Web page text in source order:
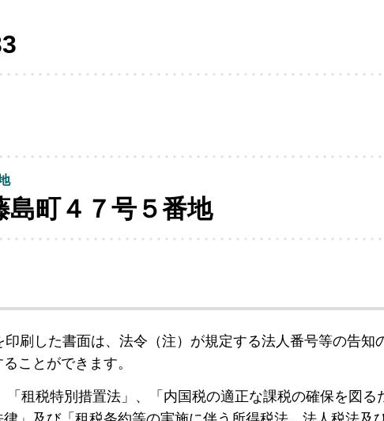
島町４７号５番地
印刷した書面は、法令（注）が規定する法人番号等の告知
ことができます。
「租税特別措置法」、「内国税の適正な課税の確保を図